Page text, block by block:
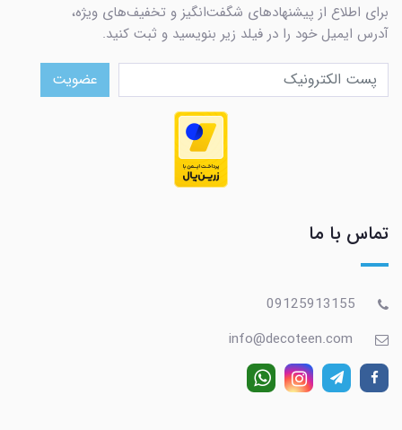
برای اطلاع از پیشنهادهای شگفت‌انگیز و تخفیف‌های ویژه،
آدرس ایمیل خود را در فیلد زیر بنویسید و ثبت کنید.
عضویت
تماس با ما